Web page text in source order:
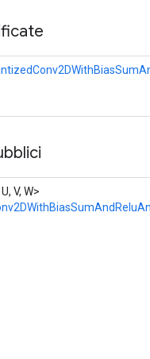
V, W>